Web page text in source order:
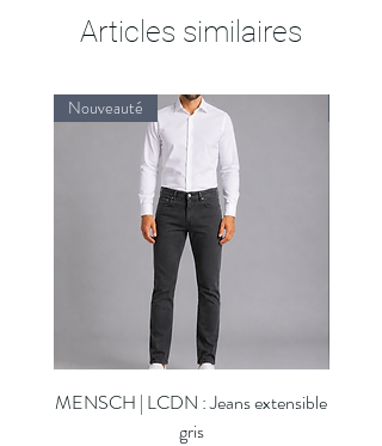
Retours gratuits, échanges &
Les frais d'envois seront à votre charge.
Articles similaires
Nouveauté
MENSCH | LCDN : Jeans extensible
gris